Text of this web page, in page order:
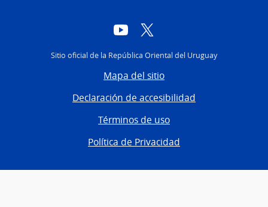
YouTube
Sitio oficial de la República Oriental del Uruguay
Mapa del sitio
Declaración de accesibilidad
Términos de uso
Política de Privacidad